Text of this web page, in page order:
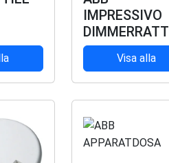
IMPRESSIVO
DIMMERRATT
Visa alla